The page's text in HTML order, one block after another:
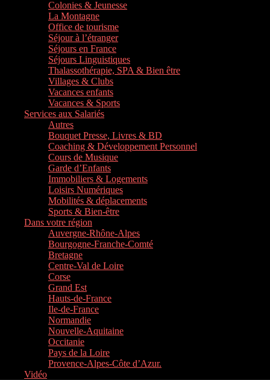
Colonies & Jeunesse
La Montagne
Office de tourisme
Séjour à l’étranger
Séjours en France
Séjours Linguistiques
Thalassothérapie, SPA & Bien être
Villages & Clubs
Vacances enfants
Vacances & Sports
Services aux Salariés
Autres
Bouquet Presse, Livres & BD
Coaching & Développement Personnel
Cours de Musique
Garde d’Enfants
Immobiliers & Logements
Loisirs Numériques
Mobilités & déplacements
Sports & Bien-être
Dans votre région
Auvergne-Rhône-Alpes
Bourgogne-Franche-Comté
Bretagne
Centre-Val de Loire
Corse
Grand Est
Hauts-de-France
Ile-de-France
Normandie
Nouvelle-Aquitaine
Occitanie
Pays de la Loire
Provence-Alpes-Côte d’Azur.
Vidéo